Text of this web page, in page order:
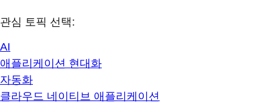
관심 토픽 선택:
AI
애플리케이션 현대화
자동화
클라우드 네이티브 애플리케이션